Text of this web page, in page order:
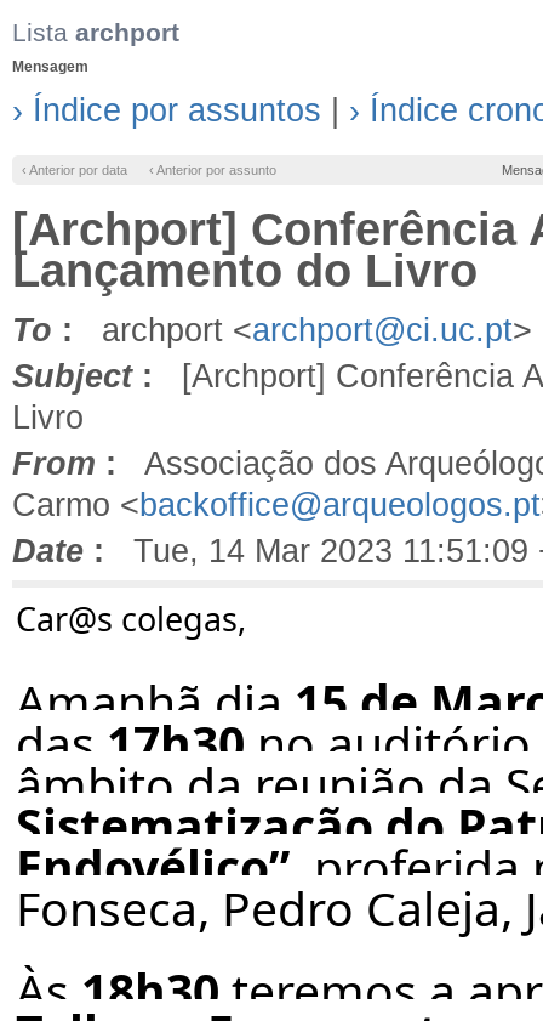
Lista archport
Mensagem
› Índice por assuntos › Índice
‹ Anterior por data ‹ Anterior por assunto
[Archport] Conferência
Lançamento do Livro
To : archport <archport@ci.uc.pt>
Subject: [Archport] Conferência
Livro
From : Associação dos
Carmo <backoffice@arqueologos.pt
Date : Tue, 14 Mar 2023 11:51:09
Car@s colegas,
Amanhã dia 15 de
das 17h30 no
âmbito da reunião da
Sistematização do
Endovélico” ,
Fonseca, Pedro Caleja,
Às 18h30 teremos a